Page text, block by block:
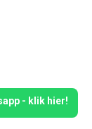
- klik hier!